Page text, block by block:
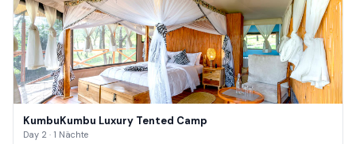
KumbuKumbu Luxury Tented Camp
Day 2 · 1 Nächte